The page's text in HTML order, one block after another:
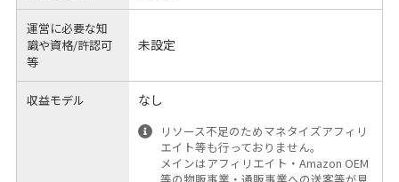
運営に必要な知
識や資格/許認可
等
未設定
収益モデル なし
リソース不足のためマネタイズアフィリ
エイト等も行っておりません。
メインはアフィリエイト・Amazon OEM